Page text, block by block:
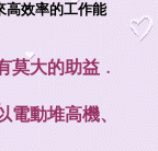
高效率的工作能
莫大的助益﹒
動堆高機、